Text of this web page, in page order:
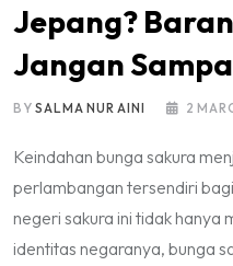
Jepang?
Jangan
BYSALMA NUR AINI 2
Keindahan bunga sakura
perlambangan tersendiri
negeri sakura ini tidak hanya
identitas negaranya, bunga